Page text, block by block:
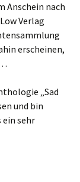
Anschein nach
Verlag
erscheinen,
„Sad
und bin
sehr